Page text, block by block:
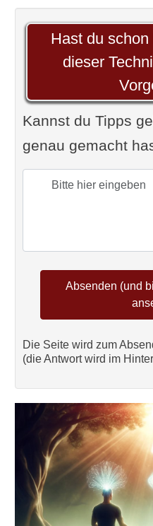
Hast du
dieser
Kannst du Tipps
genau gemacht
Die Seite wird zum
(die Antwort wird im